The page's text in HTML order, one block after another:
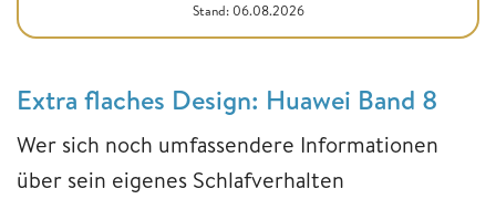
Stand: 06.08.2026
Extra flaches Design: Huawei Band 8
Wer sich noch umfassendere Informationen
über sein eigenes Schlafverhalten